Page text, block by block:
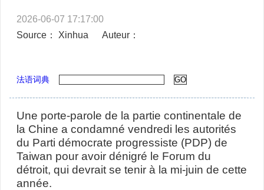
2026-06-07 17:17:00
Source： Xinhua
Auteur：
法语词典
Une porte-parole de la partie continentale de
la Chine a condamné vendredi les autorités
du Parti démocrate progressiste (PDP) de
Taiwan pour avoir dénigré le Forum du
détroit, qui devrait se tenir à la mi-juin de cette
année.